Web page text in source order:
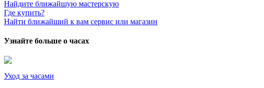
Найдите ближайшую мастерскую
Где купить?
Найти ближайший к вам сервис или магазин
Узнайте больше о часах
Уход за часами